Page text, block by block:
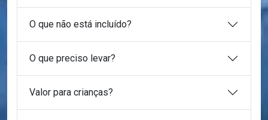
O que não está incluído?
O que preciso levar?
Valor para crianças?